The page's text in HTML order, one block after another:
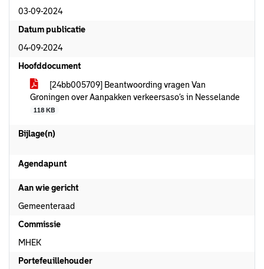
03-09-2024
Datum publicatie
04-09-2024
Hoofddocument
[24bb005709] Beantwoording vragen Van
Groningen over Aanpakken verkeersaso’s in Nesselande
118 KB
Bijlage(n)
Agendapunt
Aan wie gericht
Gemeenteraad
Commissie
MHEK
Portefeuillehouder